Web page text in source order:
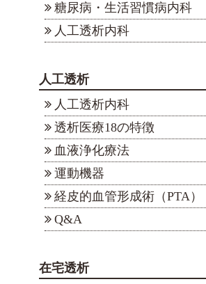
糖尿病・生活習慣病内科
人工透析内科
人工透析
人工透析内科
透析医療18の特徴
血液浄化療法
運動機器
経皮的血管形成術（PTA）
Q&A
在宅透析